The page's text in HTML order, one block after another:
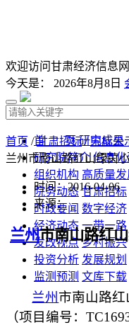
欢迎访问甘肃经济信息网
今天是： 2026年8月8日
首 页 研究成果
研究院简介 信息
组织机构 高质量发
院务动态 甘肃招标
时政要闻 数字经济
经济动态 一带一路
发改视点 乡村振兴
投资分析 发展规划
监测预测 文库下载
首页 /甘肃招标/中标公
兰州市南山路红山绿茵
时间：2016-04-06
来源：
兰州市南山路红
兰州 市南山路
（项目编号：